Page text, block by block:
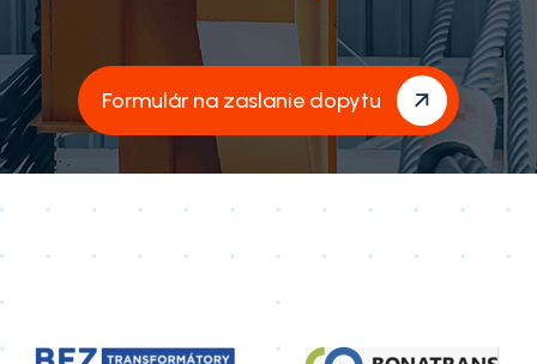
Formulár na zaslanie dopytu